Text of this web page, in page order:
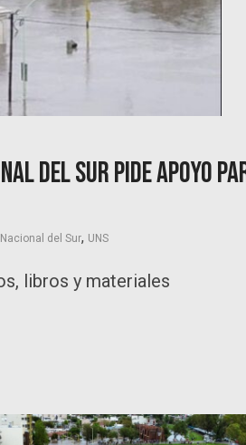
del Sur pide apoyo
del Sur, UNS
libros y materiales